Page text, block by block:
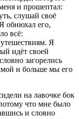
и прошептал:
слушай своё
обнюхал его,
всё:
Я
идёт своей
загорелись
и больше мы его
на лавочке бок
что мне было
и словно